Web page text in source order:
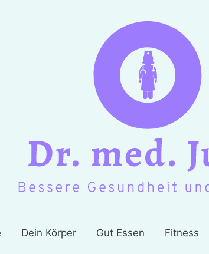
Dein Körper Gut Essen Fitness